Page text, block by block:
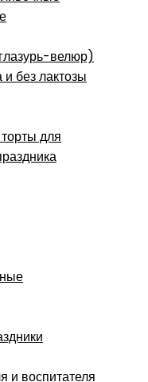
велюр)
без лактозы
для
и воспитателя